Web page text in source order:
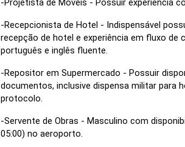
-Projetista de Móveis - Possuir experiência
-Recepcionista de Hotel - Indispensável
recepção de hotel e experiência em fluxo de
português e inglês fluente.
-Repositor em Supermercado - Possuir
documentos, inclusive dispensa militar para
protocolo.
-Servente de Obras - Masculino com
05:00) no aeroporto.